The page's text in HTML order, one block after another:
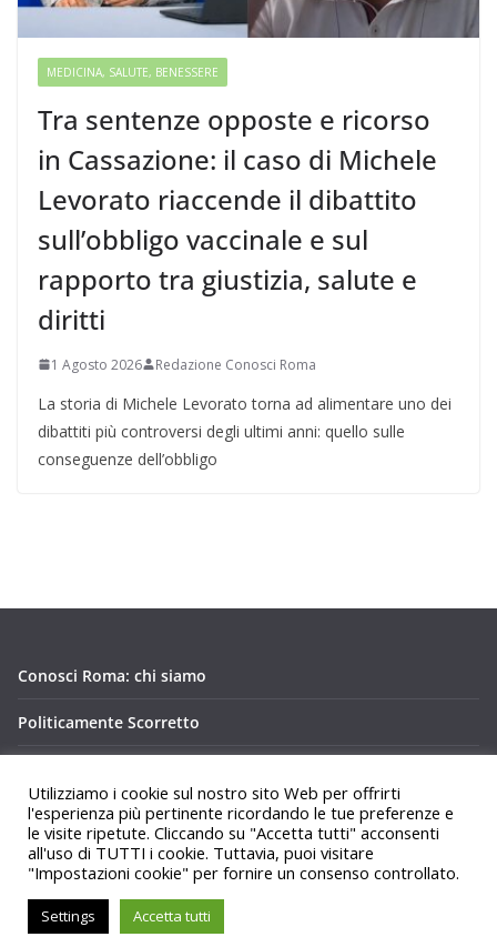
MEDICINA, SALUTE, BENESSERE
Tra sentenze opposte e ricorso
in Cassazione: il caso di Michele
Levorato riaccende il dibattito
sull’obbligo vaccinale e sul
rapporto tra giustizia, salute e
diritti
1 Agosto 2026 Redazione Conosci Roma
La storia di Michele Levorato torna ad alimentare uno dei
dibattiti più controversi degli ultimi anni: quello sulle
conseguenze dell’obbligo
Conosci Roma: chi siamo
Politicamente Scorretto
Copyright © 2026Conosci Roma
Tema:
ColorMagdi ThemeGrill. Powered by
Utilizziamo i cookie sul nostro sito Web per offrirti
l'esperienza più pertinente ricordando le tue preferenze e
le visite ripetute. Cliccando su "Accetta tutti" acconsenti
all'uso di TUTTI i cookie. Tuttavia, puoi visitare
"Impostazioni cookie" per fornire un consenso controllato.
Settings Accetta tutti